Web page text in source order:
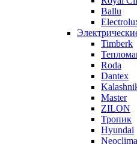
Ballu
Timberk
Roda
Dantex
Master
ZILON
Тропик
Hyundai
Neoclima